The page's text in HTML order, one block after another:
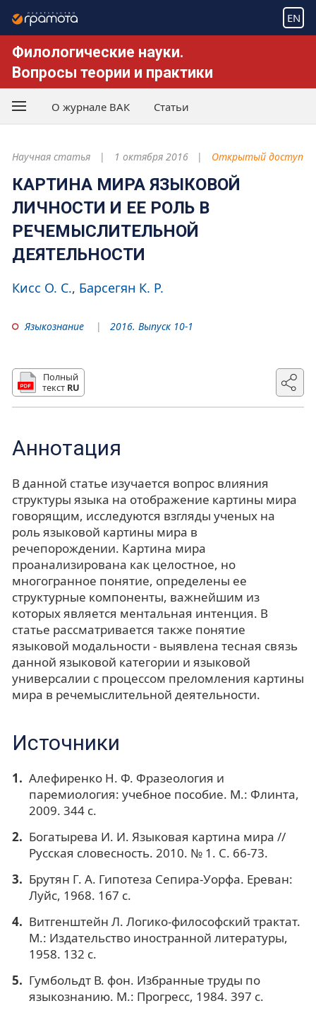
EN
Филологические науки.
Вопросы теории и практики
О журнале ВАК Статьи
Научная статья 1 октября 2016 Открытый доступ
КАРТИНА МИРА ЯЗЫКОВОЙ
ЛИЧНОСТИ И ЕЕ РОЛЬ В
РЕЧЕМЫСЛИТЕЛЬНОЙ
ДЕЯТЕЛЬНОСТИ
Кисс О. С. Барсегян К. Р.
Языкознание 2016. Выпуск 10-1
Полный
текст RU
Аннотация
В данной статье изучается вопрос влияния
структуры языка на отображение картины мира
говорящим, исследуются взгляды ученых на
роль языковой картины мира в
речепорождении. Картина мира
проанализирована как целостное, но
многогранное понятие, определены ее
структурные компоненты, важнейшим из
которых является ментальная интенция. В
статье рассматривается также понятие
языковой модальности - выявлена тесная связь
данной языковой категории и языковой
универсалии с процессом преломления картины
мира в речемыслительной деятельности.
Источники
Алефиренко Н. Ф. Фразеология и
паремиология: учебное пособие. М.: Флинта,
2009. 344 с.
Богатырева И. И. Языковая картина мира //
Русская словесность. 2010. № 1. С. 66-73.
Брутян Г. А. Гипотеза Сепира-Уорфа. Ереван:
Луйс, 1968. 167 с.
Витгенштейн Л. Логико-философский трактат.
М.: Издательство иностранной литературы,
1958. 132 с.
Гумбольдт В. фон. Избранные труды по
языкознанию. М.: Прогресс, 1984. 397 с.